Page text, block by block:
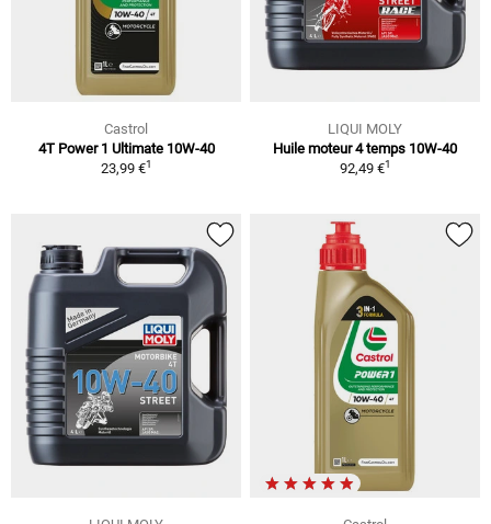
Castrol
4T Power 1 Ultimate 10W-40
23,99 €1
LIQUI MOLY
Huile moteur 4 temps 10W-40
92,49 €1